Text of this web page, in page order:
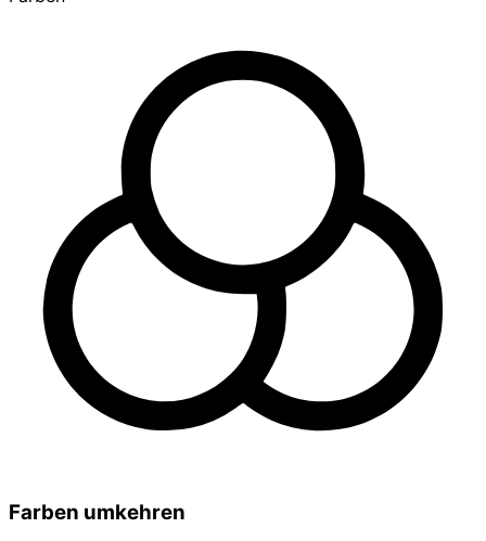
Farben umkehren